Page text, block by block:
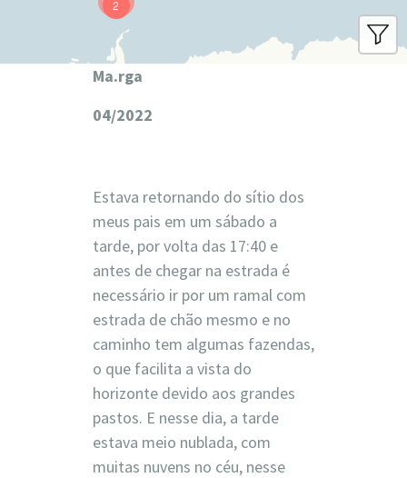
2
Ma.rga
04/2022
Estava retornando do sítio dos
meus pais em um sábado a
tarde, por volta das 17:40 e
antes de chegar na estrada é
necessário ir por um ramal com
estrada de chão mesmo e no
caminho tem algumas fazendas,
o que facilita a vista do
horizonte devido aos grandes
pastos. E nesse dia, a tarde
estava meio nublada, com
muitas nuvens no céu, nesse